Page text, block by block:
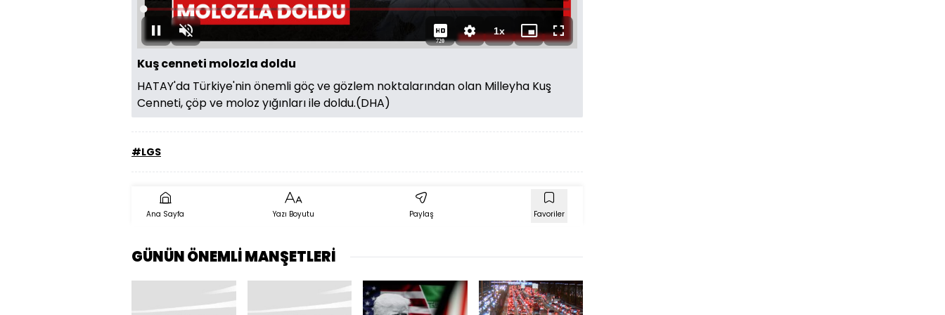
Oynat Sesi
Aç
Süre
720
Yüklendi:
0.57%
1xOynatma
Hızı
Mini
oynatıcı
Tam
Ekran
Kuş cenneti molozla doldu
HATAY'da Türkiye'nin önemli göç ve gözlem noktalarından olan Milleyha Kuş
Cenneti, çöp ve moloz yığınları ile doldu.(DHA)
#LGS
Ana Sayfa Yazı Boyutu Paylaş Favoriler
GÜNÜN ÖNEMLİ MANŞETLERİ